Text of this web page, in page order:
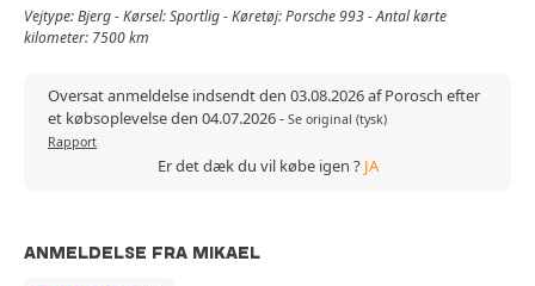
Vejtype: Bjerg - Kørsel: Sportlig - Køretøj: Porsche 993 - Antal kørte
kilometer: 7500 km
Oversat anmeldelse indsendt den 03.08.2026 af Porosch efter
et købsoplevelse den 04.07.2026- Se original (tysk)
Rapport
Er det dæk du vil købe igen ? JA
ANMELDELSE FRA MIKAEL